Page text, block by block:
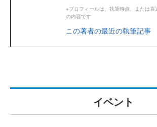
※プロフィールは、執筆時点、または
の内容です
この著者の最近の執筆記事
イベント